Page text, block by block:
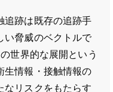
追跡は既存の追跡手
い脅威のベクトルで
世界的な展開という
生情報・接触情報の
なリスクをもたらす